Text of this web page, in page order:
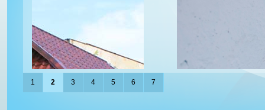
1 2 3 4 5 6 7